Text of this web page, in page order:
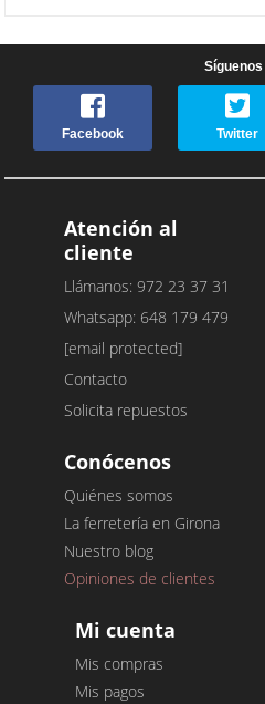
Síguenos
Facebook Twitter
Atención al
cliente
Llámanos: 972 23 37 31
Whatsapp: 648 179 479
[email protected]
Contacto
Solicita repuestos
Conócenos
Quiénes somos
La ferretería en Girona
Nuestro blog
Opiniones de clientes
Mi cuenta
Mis compras
Mis pagos